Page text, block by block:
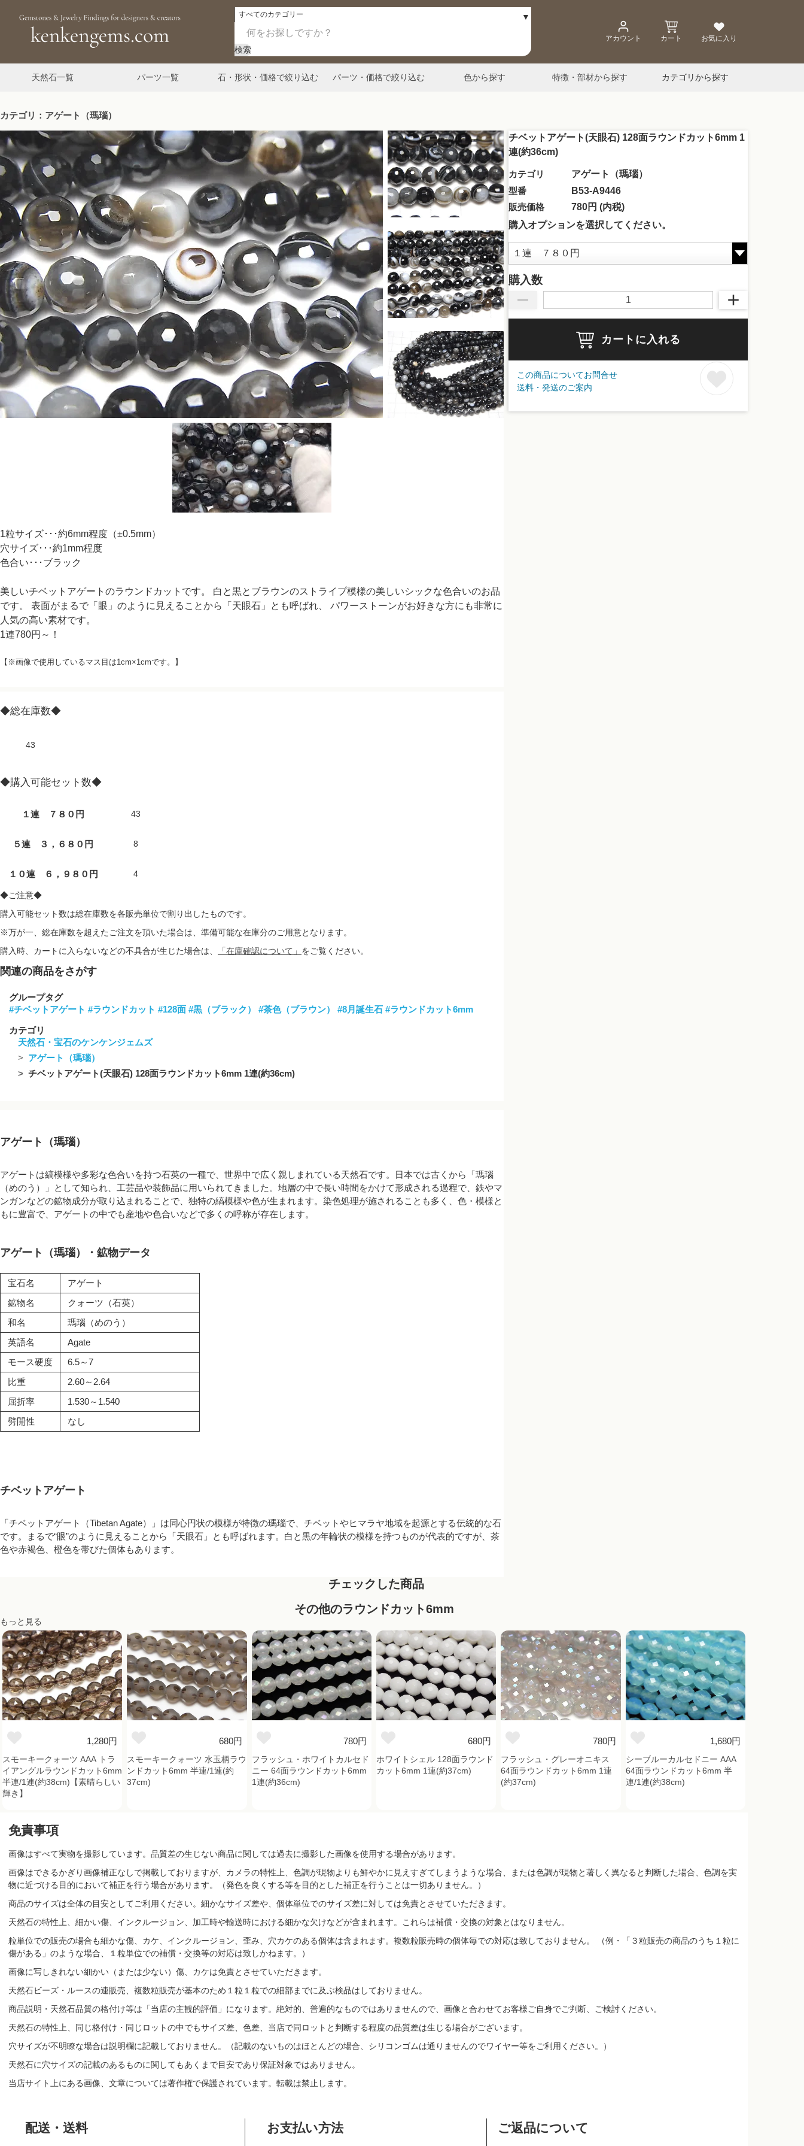
検索
アカウント カート お気に入り
天然石一覧 パーツ一覧 石・形状・価格で絞り込む パーツ・価格で絞り込む 色から探す 特徴・部材から探す カテゴリから探す
カテゴリ：アゲート（瑪瑙）
チベットアゲート(天眼石) 128面ラウンドカット6mm 1
連(約36cm)
カテゴリ
アゲート（瑪瑙）
型番
B53-A9446
販売価格
780円 (内税)
購入オプションを選択してください。
購入数
カートに入れる
この商品についてお問合せ
送料・発送のご案内
1粒サイズ･･･約6mm程度（±0.5mm）
穴サイズ･･･約1mm程度
色合い･･･ブラック
美しいチベットアゲートのラウンドカットです。 白と黒とブラウンのストライプ模様の美しいシックな色合いのお品
です。 表面がまるで「眼」のように見えることから「天眼石」とも呼ばれ、 パワーストーンがお好きな方にも非常に
人気の高い素材です。
1連780円～！
【※画像で使用しているマス目は1cm×1cmです。】
◆総在庫数◆
43
◆購入可能セット数◆
１連 ７８０円 43
５連 ３，６８０円 8
１０連 ６，９８０円 4
◆ご注意◆
購入可能セット数は総在庫数を各販売単位で割り出したものです。
※万が一、総在庫数を超えたご注文を頂いた場合は、準備可能な在庫分のご用意となります。
購入時、カートに入らないなどの不具合が生じた場合は、
「在庫確認について」 をご覧ください。
関連の商品をさがす
グループタグ
#チベットアゲート #ラウンドカット #128面 #黒（ブラック） #茶色（ブラウン） #8月誕生石 #ラウンドカット6mm
カテゴリ
天然石・宝石のケンケンジェムズ
アゲート（瑪瑙）
チベットアゲート(天眼石) 128面ラウンドカット6mm 1連(約36cm)
アゲート（瑪瑙）
アゲートは縞模様や多彩な色合いを持つ石英の一種で、世界中で広く親しまれている天然石です。日本では古くから「瑪瑙
（めのう）」として知られ、工芸品や装飾品に用いられてきました。地層の中で長い時間をかけて形成される過程で、鉄やマ
ンガンなどの鉱物成分が取り込まれることで、独特の縞模様や色が生まれます。染色処理が施されることも多く、色・模様と
もに豊富で、アゲートの中でも産地や色合いなどで多くの呼称が存在します。
アゲート（瑪瑙）・鉱物データ
宝石名
アゲート
鉱物名
クォーツ（石英）
和名
瑪瑙（めのう）
英語名
Agate
モース硬度
6.5～7
比重
2.60～2.64
屈折率
1.530～1.540
劈開性
なし
チベットアゲート
「チベットアゲート（Tibetan Agate）」は同心円状の模様が特徴の瑪瑙で、チベットやヒマラヤ地域を起源とする伝統的な石
です。まるで“眼”のように見えることから「天眼石」とも呼ばれます。白と黒の年輪状の模様を持つものが代表的ですが、茶
色や赤褐色、橙色を帯びた個体もあります。
チェックした商品
その他のラウンドカット6mm
もっと見る
1,280円
スモーキークォーツ AAA トラ
イアングルラウンドカット6mm
半連/1連(約38cm)【素晴らしい
輝き】
680円
スモーキークォーツ 水玉柄ラウ
ンドカット6mm 半連/1連(約
37cm)
780円
フラッシュ・ホワイトカルセド
ニー 64面ラウンドカット6mm
1連(約36cm)
680円
ホワイトシェル 128面ラウンド
カット6mm 1連(約37cm)
780円
フラッシュ・グレーオニキス
64面ラウンドカット6mm 1連
(約37cm)
1,680円
シーブルーカルセドニー AAA
64面ラウンドカット6mm 半
連/1連(約38cm)
免責事項
画像はすべて実物を撮影しています。品質差の生じない商品に関しては過去に撮影した画像を使用する場合があります。
画像はできるかぎり画像補正なしで掲載しておりますが、カメラの特性上、色調が現物よりも鮮やかに見えすぎてしまうような場合、または色調が現物と著しく異なると判断した場合、色調を実
物に近づける目的において補正を行う場合があります。（発色を良くする等を目的とした補正を行うことは一切ありません。）
商品のサイズは全体の目安としてご利用ください。細かなサイズ差や、個体単位でのサイズ差に対しては免責とさせていただきます。
天然石の特性上、細かい傷、インクルージョン、加工時や輸送時における細かな欠けなどが含まれます。これらは補償・交換の対象とはなりません。
粒単位での販売の場合も細かな傷、カケ、インクルージョン、歪み、穴カケのある個体は含まれます。複数粒販売時の個体毎での対応は致しておりません。 （例・「３粒販売の商品のうち１粒に
傷がある」のような場合、１粒単位での補償・交換等の対応は致しかねます。）
画像に写しきれない細かい（または少ない）傷、カケは免責とさせていただきます。
天然石ビーズ・ルースの連販売、複数粒販売が基本のため１粒１粒での細部までに及ぶ検品はしておりません。
商品説明・天然石品質の格付け等は「当店の主観的評価」になります。絶対的、普遍的なものではありませんので、画像と合わせてお客様ご自身でご判断、ご検討ください。
天然石の特性上、同じ格付け・同じロットの中でもサイズ差、色差、当店で同ロットと判断する程度の品質差は生じる場合がございます。
穴サイズが不明瞭な場合は説明欄に記載しておりません。（記載のないものはほとんどの場合、シリコンゴムは通りませんのでワイヤー等をご利用ください。）
天然石に穴サイズの記載のあるものに関してもあくまで目安であり保証対象ではありません。
当店サイト上にある画像、文章については著作権で保護されています。転載は禁止します。
配送・送料 お支払い方法 ご返品について